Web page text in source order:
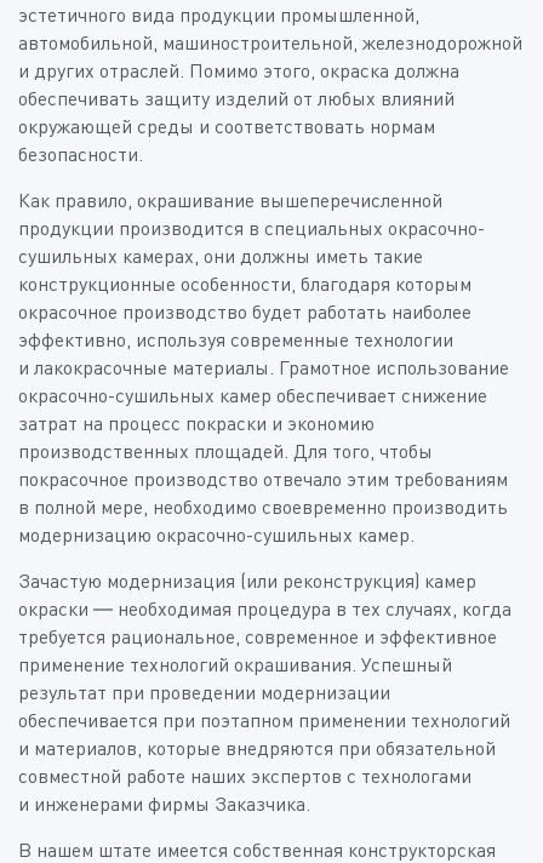
эстетичного вида продукции промышленной,
автомобильной, машиностроительной, железнодорожной
и других отраслей. Помимо этого, окраска должна
обеспечивать защиту изделий от любых влияний
окружающей среды и соответствовать нормам
безопасности.
Как правило, окрашивание вышеперечисленной
продукции производится в специальных окрасочно-
сушильных камерах, они должны иметь такие
конструкционные особенности, благодаря которым
окрасочное производство будет работать наиболее
эффективно, используя современные технологии
и лакокрасочные материалы. Грамотное использование
окрасочно-сушильных камер обеспечивает снижение
затрат на процесс покраски и экономию
производственных площадей. Для того, чтобы
покрасочное производство отвечало этим требованиям
в полной мере, необходимо своевременно производить
модернизацию окрасочно-сушильных камер.
Зачастую модернизация (или реконструкция) камер
окраски — необходимая процедура в тех случаях, когда
требуется рациональное, современное и эффективное
применение технологий окрашивания. Успешный
результат при проведении модернизации
обеспечивается при поэтапном применении технологий
и материалов, которые внедряются при обязательной
совместной работе наших экспертов с технологами
и инженерами фирмы Заказчика.
В нашем штате имеется собственная конструкторская